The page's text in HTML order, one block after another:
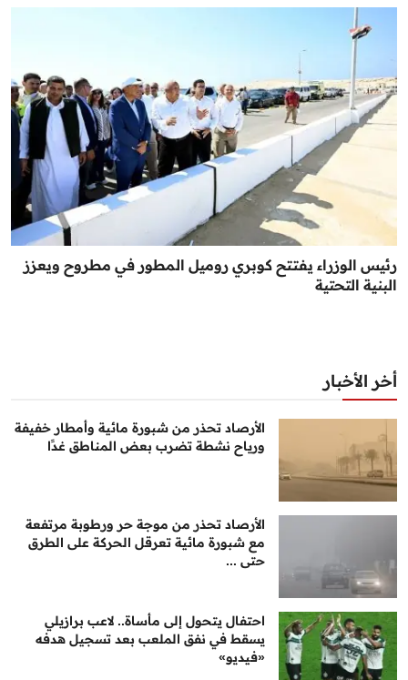
رئيس الوزراء يفتتح كوبري روميل المطور في مطروح ويعزز
البنية التحتية
أخر الأخبار
الأرصاد تحذر من شبورة مائية وأمطار خفيفة
ورياح نشطة تضرب بعض المناطق غدًا
الأرصاد تحذر من موجة حر ورطوبة مرتفعة
مع شبورة مائية تعرقل الحركة على الطرق
حتى ...
احتفال يتحول إلى مأساة.. لاعب برازيلي
يسقط في نفق الملعب بعد تسجيل هدفه
«فيديو»